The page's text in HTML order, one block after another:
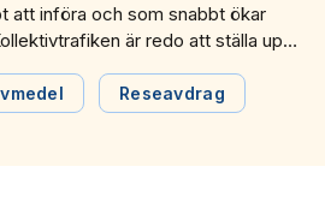
att införa och som snabbt ökar
är redo att ställa upp,
i en debattartikel i Dagens
Reseavdrag